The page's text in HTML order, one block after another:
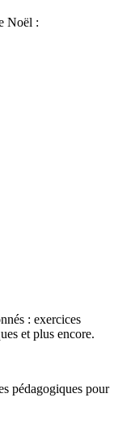
Noël :
: exercices
et plus encore.
pédagogiques pour